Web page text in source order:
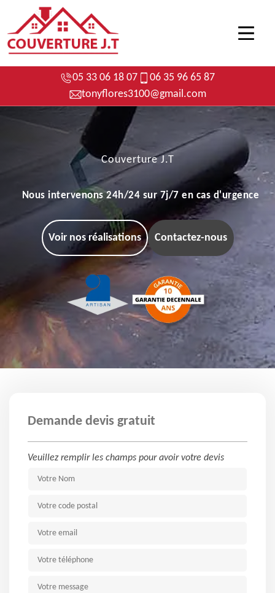
05 33 06 18 07
06 35 96 65 87
tonyflores3100@gmail.com
Couverture J.T
Nous intervenons 24h/24 sur 7j/7 en cas d'urgence
Voir nos réalisations Contactez-nous
Demande devis gratuit
Veuillez remplir les champs pour avoir votre devis